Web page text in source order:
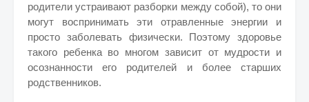
родители устраивают разборки между собой), то они
могут воспринимать эти отравленные энергии и
просто заболевать физически. Поэтому здоровье
такого ребенка во многом зависит от мудрости и
осознанности его родителей и более старших
родственников.